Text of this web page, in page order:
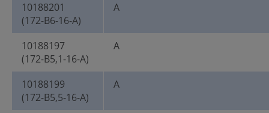
10188201
(172-B6-16-A)
A
10188197
(172-B5,1-16-A)
A
10188199
(172-B5,5-16-A)
A